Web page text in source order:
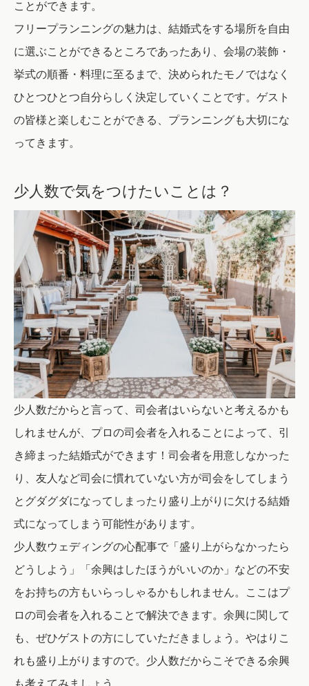
ことができます。
フリープランニングの魅力は、結婚式をする場所を自由
に選ぶことができるところであったあり、会場の装飾・
挙式の順番・料理に至るまで、決められたモノではなく
ひとつひとつ自分らしく決定していくことです。ゲスト
の皆様と楽しむことができる、プランニングも大切にな
ってきます。
少人数で気をつけたいことは？
少人数だからと言って、司会者はいらないと考えるかも
しれませんが、プロの司会者を入れることによって、引
き締まった結婚式ができます！司会者を用意しなかった
り、友人など司会に慣れていない方が司会をしてしまう
とグダグダになってしまったり盛り上がりに欠ける結婚
式になってしまう可能性があります。
少人数ウェディングの心配事で「盛り上がらなかったら
どうしよう」「余興はしたほうがいいのか」などの不安
をお持ちの方もいらっしゃるかもしれません。ここはプ
ロの司会者を入れることで解決できます。余興に関して
も、ぜひゲストの方にしていただきましょう。やはりこ
れも盛り上がりますので。少人数だからこそできる余興